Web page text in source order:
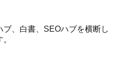
、白書、SEOハブを横断し